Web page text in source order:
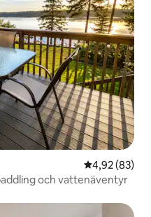
4,92 av 5 i
4,92 (83)
och vattenäventyr